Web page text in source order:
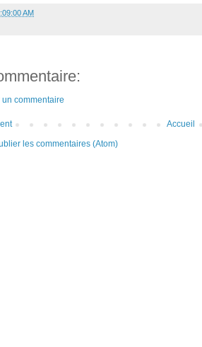
AM
un commentaire
Accueil
les commentaires (Atom)